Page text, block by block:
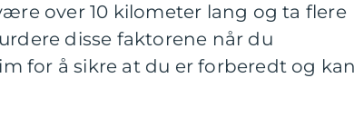
over 10 kilometer lang og ta flere
disse faktorene når du
for å sikre at du er forberedt og